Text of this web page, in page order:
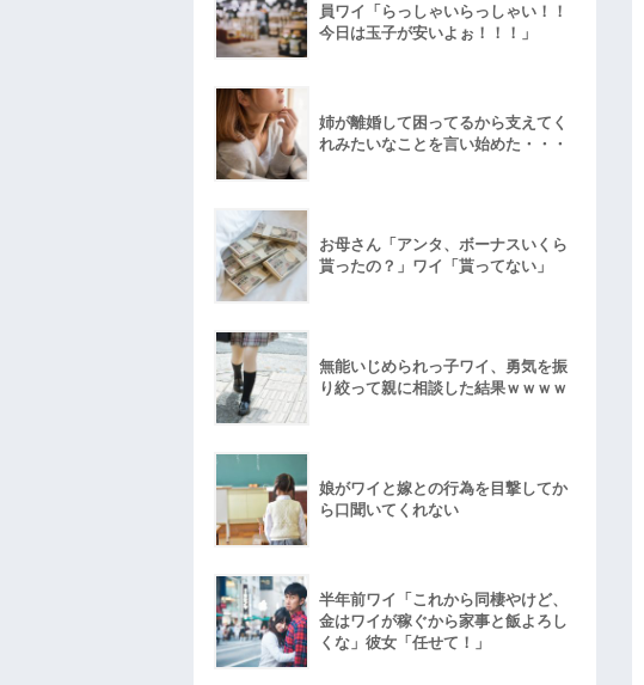
員ワイ「らっしゃいらっしゃい！！
今日は玉子が安いよぉ！！！」
姉が離婚して困ってるから支えてく
れみたいなことを言い始めた・・・
お母さん「アンタ、ボーナスいくら
貰ったの？」ワイ「貰ってない」
無能いじめられっ子ワイ、勇気を振
り絞って親に相談した結果ｗｗｗｗ
娘がワイと嫁との行為を目撃してか
ら口聞いてくれない
半年前ワイ「これから同棲やけど、
金はワイが稼ぐから家事と飯よろし
くな」彼女「任せて！」